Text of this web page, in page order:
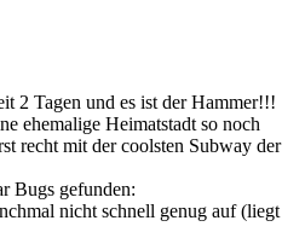
2 Tagen und es ist der Hammer!!!
ehemalige Heimatstadt so noch
recht mit der coolsten Subway der
Bugs gefunden:
nicht schnell genug auf (liegt